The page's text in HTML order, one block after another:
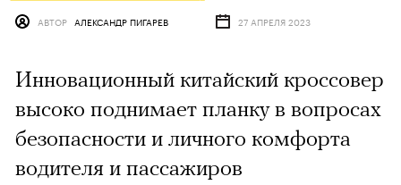
АВТОР АЛЕКСАНДР ПИГАРЕВ 27 АПРЕЛЯ 2023
Инновационный китайский кроссовер
высоко поднимает планку в вопросах
безопасности и личного комфорта
водителя и пассажиров